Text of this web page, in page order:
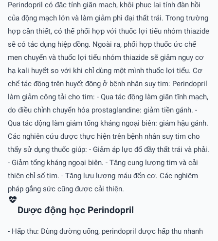
Perindopril có đặc tính giãn mạch, khôi phục lại tính đàn hồi
của động mạch lớn và làm giảm phì đại thất trái. Trong trường
hợp cần thiết, có thể phối hợp với thuốc lợi tiểu nhóm thiazide
sẽ có tác dụng hiệp đồng. Ngoài ra, phối hợp thuốc ức chế
men chuyển và thuốc lợi tiểu nhóm thiazide sẽ giảm nguy cơ
hạ kali huyết so với khi chỉ dùng một mình thuốc lợi tiểu. Cơ
chế tác động trên huyết động ở bệnh nhân suy tim: Perindopril
làm giảm công tải cho tim: - Qua tác động làm giãn tĩnh mạch,
do điều chỉnh chuyển hóa prostaglandine: giảm tiền gánh. -
Qua tác động làm giảm tổng kháng ngoại biên: giảm hậu gánh.
Các nghiên cứu được thực hiện trên bệnh nhân suy tim cho
thấy sử dụng thuốc giúp: - Giảm áp lực đổ đầy thất trái và phải.
- Giảm tổng kháng ngoại biên. - Tăng cung lượng tim và cải
thiện chỉ số tim. - Tăng lưu lượng máu đến cơ. Các nghiệm
pháp gắng sức cũng được cải thiện.
Dược động học Perindopril
- Hấp thu: Dùng đường uống, perindopril được hấp thu nhanh